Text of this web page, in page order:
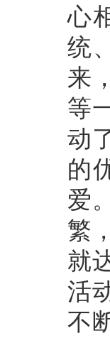
心
统
来
等
动
的
爱
繁
就
活
不